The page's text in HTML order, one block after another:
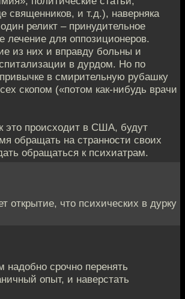
священников, и т.д.), наверняка
реликт – принудительное
лечение для оппозиционеров.
из них и вправду больны и
в дурдом. Но по
в смирительную рубашку
скопом («потом как-нибудь врачи
это происходит в США, будут
обращать на странности своих
обращаться к психиатрам.
открытие, что психических в дурку
срочно перенять
опыт, и наверстать